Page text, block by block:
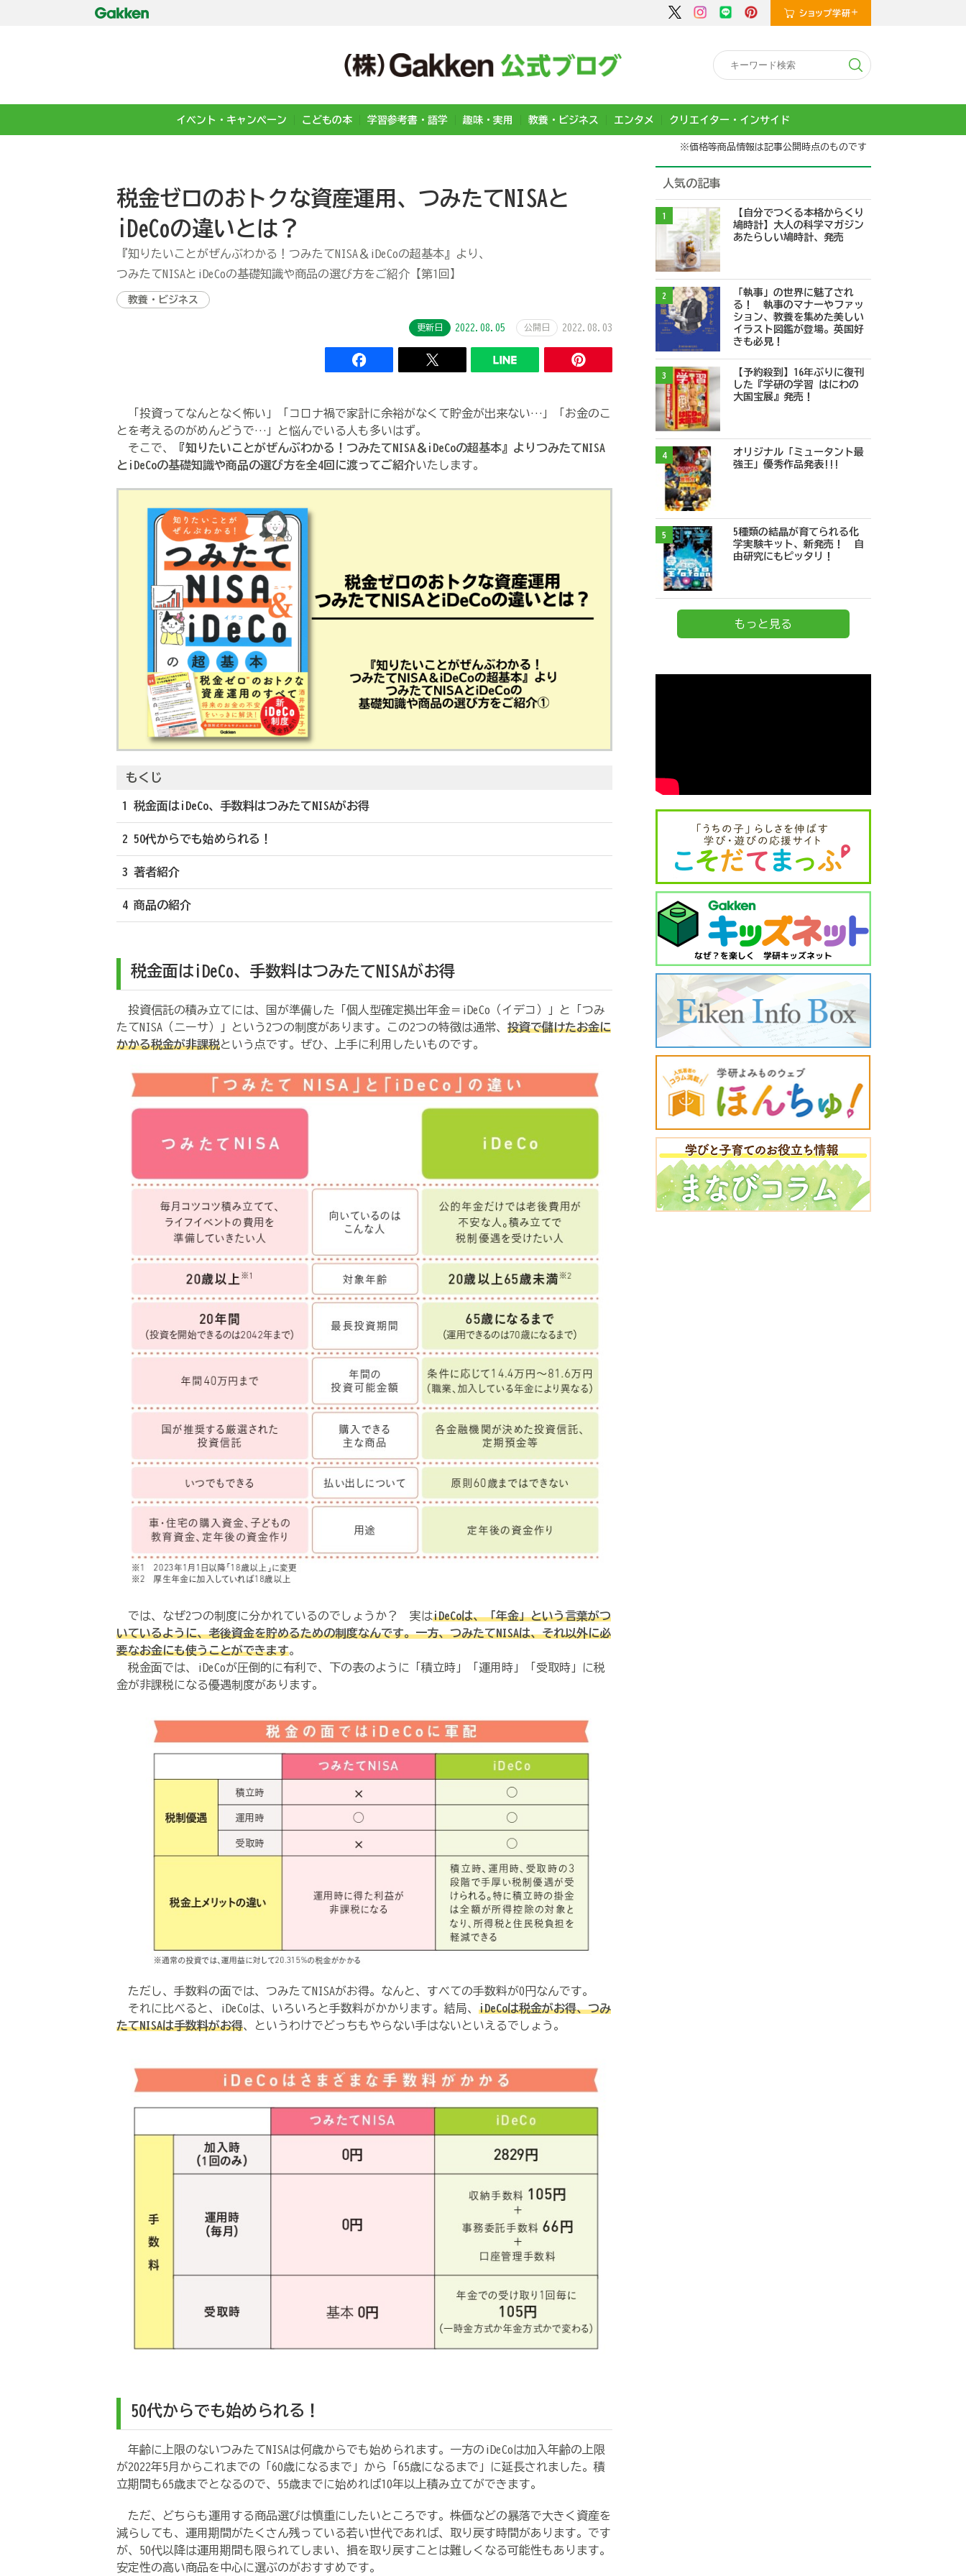
イベント・キャンペーン こどもの本 学習参考書・語学 趣味・実用 教養・ビジネス エンタメ クリエイター・インサイド
※価格等商品情報は記事公開時点のものです
税金ゼロのおトクな資産運用、つみたてNISAと
iDeCoの違いとは？
『知りたいことがぜんぶわかる！つみたてNISA＆iDeCoの超基本』より、
つみたてNISAとiDeCoの基礎知識や商品の選び方をご紹介【第1回】
教養・ビジネス
更新日 2022.08.05 公開日 2022.08.03
「投資ってなんとなく怖い」「コロナ禍で家計に余裕がなくて貯金が出来ない…」「お金のこ
とを考えるのがめんどうで…」と悩んでいる人も多いはず。
そこで、
『知りたいことがぜんぶわかる！つみたてNISA＆iDeCoの超基本』よりつみたてNISA
とiDeCoの基礎知識や商品の選び方を全4回に渡ってご紹介いたします。
もくじ
1 税金面はiDeCo、手数料はつみたてNISAがお得
2 50代からでも始められる！
3 著者紹介
4 商品の紹介
税金面は iDeCo、手数料はつみたて NISAがお得
投資信託の積み立てには、国が準備した「個人型確定拠出年金＝ iDeCo （イデコ）」と「つみ
たてNISA （ニーサ）」という2つの制度があります。この2つの特徴は通常、 投資で儲けたお金に
かかる税金が非課税という点です。ぜひ、上手に利用したいものです。
では、なぜ2つの制度に分かれているのでしょうか？ 実はiDeCoは、「年金」という言葉がつ
いているように、老後資金を貯めるための制度なんです。一方、つみたてNISAは、それ以外に必
要なお金にも使うことができます。
税金面では、iDeCoが圧倒的に有利で、下の表のように「積立時」「運用時」「受取時」に税
金が非課税になる優遇制度があります。
ただし、手数料の面では、つみたてNISAがお得。なんと、すべての手数料が0円なんです。
それに比べると、iDeCoは、いろいろと手数料がかかります。結局、 iDeCoは税金がお得、つみ
たてNISAは手数料がお得、というわけでどっちもやらない手はないといえるでしょう。
50代からでも始められる！
年齢に上限のないつみたてNISAは何歳からでも始められます。一方の iDeCoは加入年齢の上限
が2022年5月からこれまでの「 60歳になるまで」から「 65歳になるまで」に延長されました。積
立期間も65歳までとなるので、 55歳までに始めれば10年以上積み立てができます。
ただ、どちらも運用する商品選びは慎重にしたいところです。株価などの暴落で大きく資産を
減らしても、運用期間がたくさん残っている若い世代であれば、取り戻す時間があります。です
が、 50代以降は運用期間も限られてしまい、損を取り戻すことは難しくなる可能性もあります。
安定性の高い商品を中心に選ぶのがおすすめです。
人気の記事
1
【自分でつくる本格からくり
鳩時計】大人の科学マガジン
あたらしい鳩時計、発売
2
「執事」の世界に魅了され
る！ 執事のマナーやファッ
ション、教養を集めた美しい
イラスト図鑑が登場。英国好
きも必見！
3
【予約殺到】16年ぶりに復刊
した『学研の学習 はにわの
大国宝展』発売！
4
オリジナル「ミュータント最
強王」優秀作品発表!!!
5
5種類の結晶が育てられる化
学実験キット、新発売！ 自
由研究にもピッタリ！
もっと見る